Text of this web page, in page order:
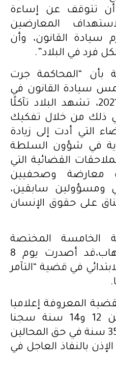
أن تتوقف عن إساءة
المعارضين
سيادة القانون، وأن
فرد في البلاد”.
بأن “المحاكمة جرت
سيادة القانون في
تونس. فمنذ جويلية 2021، تشهد البلاد تآكلًا
ذلك من خلال تفكيك
التي أدت إلى زيادة
في شؤون السلطة
القضائية التي
وصحفيين
ومسؤولين سابقين،
على حقوق الإنسان
الخامسة المختصة
بالنظر في قضايا الإرهاب،قد أصدرت يوم 8
في قضية “التآمر
المعروفة إعلاميا
بـ “قضية التآمر 2” بين 12 و14 سنة سجنا
بالنسبة للموقوفين، و35 سنة في حق المحالين
بالنفاذ العاجل في